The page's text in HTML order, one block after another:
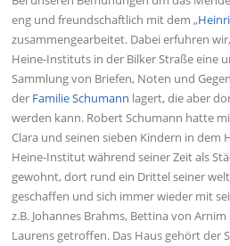
eng und freundschaftlich mit dem „
zusammengearbeitet. Dabei erfuhren
Heine-Instituts in der Bilker Straße eine
Sammlung von Briefen, Noten und
der Familie Schumann lagert, die aber
werden kann. Robert Schumann hatte
Clara und seinen sieben Kindern in dem
Heine-Institut während seiner Zeit als
gewohnt, dort rund ein Drittel seiner
geschaffen und sich immer wieder mit
z.B. Johannes Brahms, Bettina von
Laurens getroffen. Das Haus gehört der